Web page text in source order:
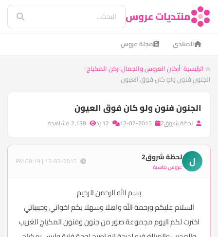
منتديات عروس
المنتدى مجلة عروس
الرئيسية أركان العروس والجمال ركن المكياج
الجنون فنون ولو كان فوق العيون
الجنون فنون ولو كان فوق العيون
لحظة شروق2
ل لحظة شروق2
عروس ماسية
بسم الله الرحمن الرحيم
السلام عليكم ورحمة الله واهلا وسهلا بكم اخواتي وحبيباتي
اخترت لكم اليوم مجموعة صور من جنون وفنون المكياج الغريب